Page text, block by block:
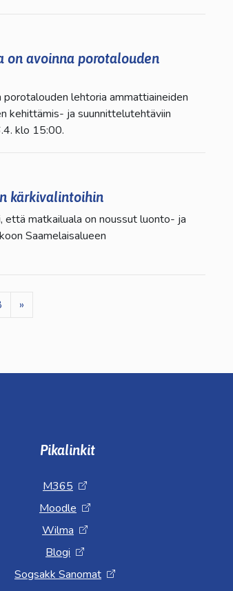
on avoinna porotalouden
lehtoria ammattiaineiden
kehittämis- ja suunnittelutehtäviin
klo 15:00.
kärkivalintoihin
että matkailuala on noussut luonto- ja
Saamelaisalueen
»
Pikalinkit
M365
Moodle
Wilma
Blogi
Sogsakk Sanomat